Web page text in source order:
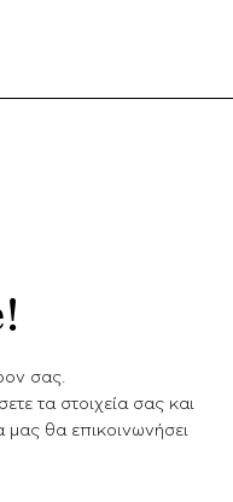
σας.
τα στοιχεία σας και
θα επικοινωνήσει